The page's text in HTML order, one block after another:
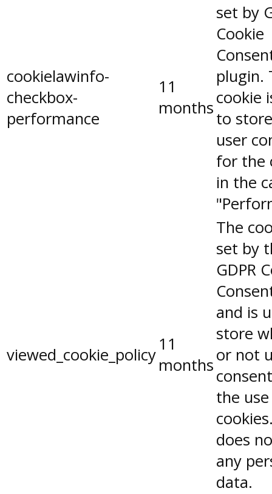
cookielawinfo-
checkbox-
performance
11
months
set by
Cookie
plugin.
cookie
to
user
for the
in the
viewed_cookie_policy
11
months
The
set by
GDPR
and is
store
or not
the
does
any
data.